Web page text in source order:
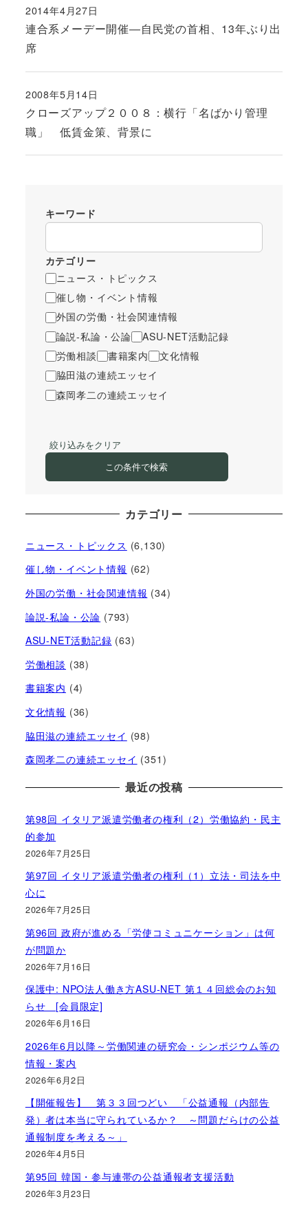
連合系メーデー開催―自民党の首相、13年ぶり出
席
投稿日
2014年4月27日
クローズアップ２００８：横行「名ばかり管理
職」 低賃金策、背景に
投稿日
2008年5月14日
キーワード
カテゴリー
ニュース・トピックス
催し物・イベント情報
外国の労働・社会関連情報
論説-私論・公論
ASU-NET活動記録
労働相談
書籍案内
文化情報
脇田滋の連続エッセイ
森岡孝二の連続エッセイ
絞り込みをクリア
この条件で検索
カテゴリー
ニュース・トピックス (6,130)
催し物・イベント情報 (62)
外国の労働・社会関連情報 (34)
論説-私論・公論 (793)
ASU-NET活動記録 (63)
労働相談 (38)
書籍案内 (4)
文化情報 (36)
脇田滋の連続エッセイ (98)
森岡孝二の連続エッセイ (351)
最近の投稿
第98回 イタリア派遣労働者の権利（2）労働協約・民主
的参加
2026年7月25日
第97回 イタリア派遣労働者の権利（1）立法・司法を中
心に
2026年7月25日
第96回 政府が進める「労使コミュニケーション」は何
が問題か
2026年7月16日
保護中: NPO法人働き方ASU-NET 第１４回総会のお知
らせ [会員限定]
2026年6月16日
2026年6月以降～労働関連の研究会・シンポジウム等の
情報・案内
2026年6月2日
【開催報告】 第３３回つどい 「公益通報（内部告
発）者は本当に守られているか？ ～問題だらけの公益
通報制度を考える～」
2026年4月5日
第95回 韓国・参与連帯の公益通報者支援活動
2026年3月23日